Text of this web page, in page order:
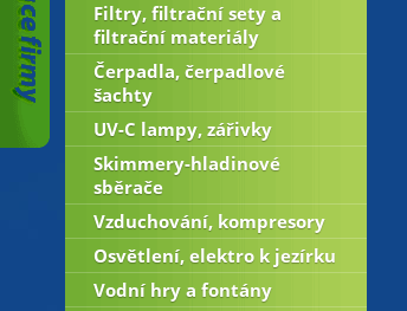
Filtry, filtrační sety a
filtrační materiály
Čerpadla, čerpadlové
šachty
UV-C lampy, zářivky
Skimmery-hladinové
sběrače
Vzduchování, kompresory
Osvětlení, elektro k jezírku
Vodní hry a fontány